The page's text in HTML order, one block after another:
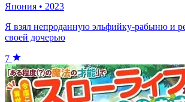
Япония • 2023
Я взял непроданную эльфийку-рабыню и
своей дочерью
7